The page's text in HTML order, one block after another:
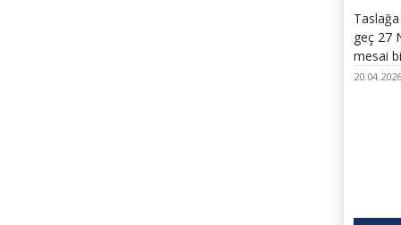
geç 27
mesai
önemle